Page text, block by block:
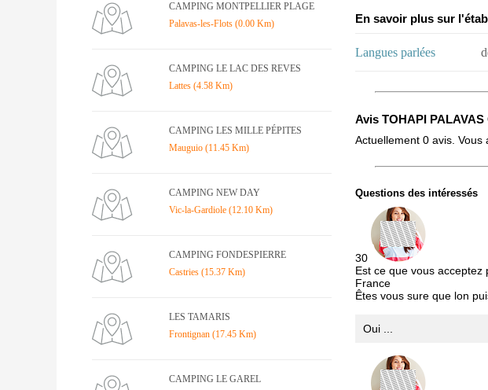
CAMPING MONTPELLIER PLAGE
Palavas-les-Flots (0.00 Km)
CAMPING LE LAC DES REVES
Lattes (4.58 Km)
CAMPING LES MILLE PÉPITES
Mauguio (11.45 Km)
CAMPING NEW DAY
Vic-la-Gardiole (12.10 Km)
CAMPING FONDESPIERRE
Castries (15.37 Km)
LES TAMARIS
Frontignan (17.45 Km)
CAMPING LE GAREL
En savoir plus sur
Langues parlées
Avis TOHAPI
Actuellement 0 avis.
Note globale
Avis Clients
Pseudo :
Questions des intéressés
30
Est ce que vous
France
Êtes vous sure que lon
Oui ...